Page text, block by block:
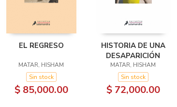
EL REGRESO
MATAR, HISHAM
Sin stock
$ 85,000.00
HISTORIA DE UNA
DESAPARICIÓN
MATAR, HISHAM
Sin stock
$ 72,000.00